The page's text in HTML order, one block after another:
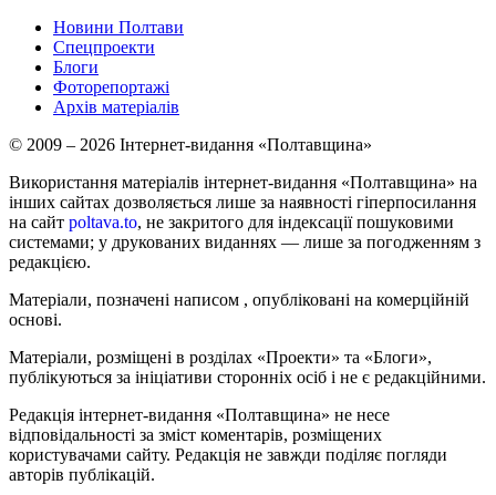
Новини Полтави
Спецпроекти
Блоги
Фоторепортажі
Архів матеріалів
© 2009 – 2026 Інтернет-видання «Полтавщина»
Використання матеріалів інтернет-видання «Полтавщина» на
інших сайтах дозволяється лише за наявності гіперпосилання
на сайт poltava.to, не закритого для індексації пошуковими
системами; у друкованих виданнях — лише за погодженням з
редакцією.
Матеріали, позначені написом , опубліковані на комерційній
основі.
Матеріали, розміщені в розділах «Проекти» та «Блоги»,
публікуються за ініціативи сторонніх осіб і не є редакційними.
Редакція інтернет-видання «Полтавщина» не несе
відповідальності за зміст коментарів, розміщених
користувачами сайту. Редакція не завжди поділяє погляди
авторів публікацій.